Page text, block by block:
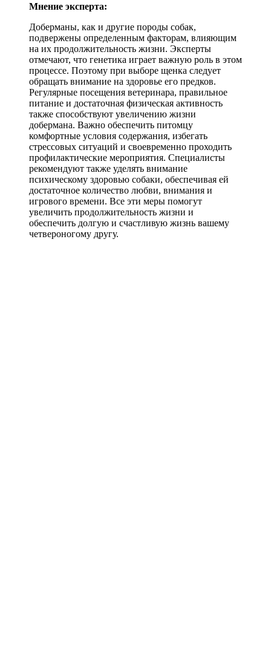
Мнение эксперта:
Доберманы, как и другие породы собак,
подвержены определенным факторам, влияющим
на их продолжительность жизни. Эксперты
отмечают, что генетика играет важную роль в этом
процессе. Поэтому при выборе щенка следует
обращать внимание на здоровье его предков.
Регулярные посещения ветеринара, правильное
питание и достаточная физическая активность
также способствуют увеличению жизни
добермана. Важно обеспечить питомцу
комфортные условия содержания, избегать
стрессовых ситуаций и своевременно проходить
профилактические мероприятия. Специалисты
рекомендуют также уделять внимание
психическому здоровью собаки, обеспечивая ей
достаточное количество любви, внимания и
игрового времени. Все эти меры помогут
увеличить продолжительность жизни и
обеспечить долгую и счастливую жизнь вашему
четвероногому другу.